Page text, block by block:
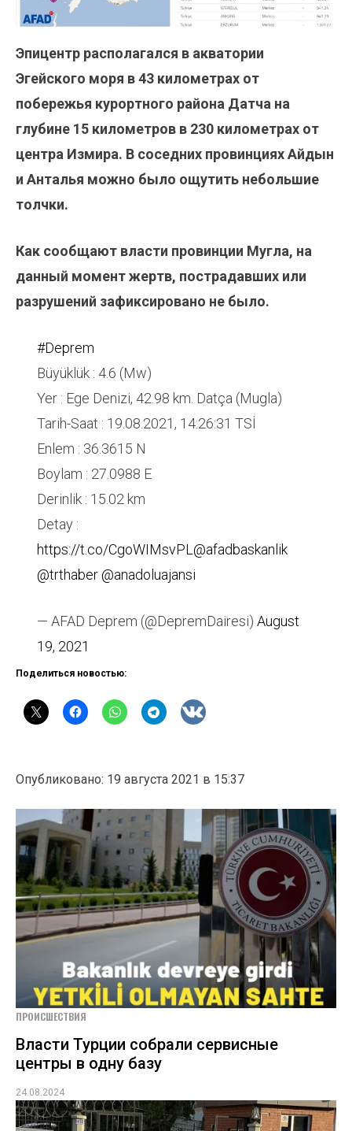
Эпицентр располагался в акватории
Эгейского моря в 43 километрах от
побережья курортного района Датча на
глубине 15 километров в 230 километрах от
центра Измира. В соседних провинциях Айдын
и Анталья можно было ощутить небольшие
толчки.
Как сообщают власти провинции Мугла, на
данный момент жертв, пострадавших или
разрушений зафиксировано не было.
#Deprem
Büyüklük : 4.6 (Mw)
Yer : Ege Denizi, 42.98 km. Datça (Mugla)
Tarih-Saat : 19.08.2021, 14:26:31 TSİ
Enlem : 36.3615 N
Boylam : 27.0988 E
Derinlik : 15.02 km
Detay :
https://t.co/CgoWIMsvPL @afadbaskanlik
@trthaber @anadoluajansi
— AFAD Deprem (@DepremDairesi) August
19, 2021
Поделиться новостью:
Опубликовано: 19 августа 2021 в 15:37
ПРОИСШЕСТВИЯ
Власти Турции собрали сервисные
центры в одну базу
24.08.2024